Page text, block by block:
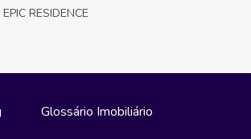
RESIDENCE
Glossário Imobiliário